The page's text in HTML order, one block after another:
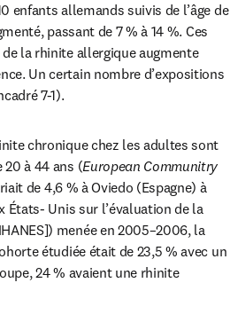
enfants allemands suivis de l’âge de
passant de 7 % à 14 %. Ces
la rhinite allergique augmente
Un certain nombre d’expositions
7-1).
chronique chez les adultes sont
20 à 44 ans (European Communitry
de 4,6 % à Oviedo (Espagne) à
États- Unis sur l’évaluation de la
menée en 2005–2006, la
étudiée était de 23,5 % avec un
24 % avaient une rhinite